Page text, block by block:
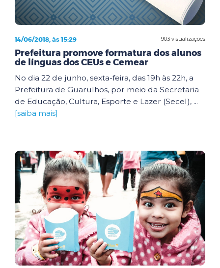
903 visualizações
14/06/2018, às 15:29
Prefeitura promove formatura dos alunos
de línguas dos CEUs e Cemear
No dia 22 de junho, sexta-feira, das 19h às 22h, a
Prefeitura de Guarulhos, por meio da Secretaria
de Educação, Cultura, Esporte e Lazer (Secel), ...
[saiba mais]